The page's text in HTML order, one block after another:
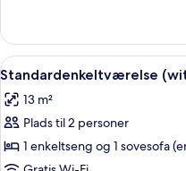
Room
Plus,
Balcony
Indlæs
alle
billeder
af
Standardenkeltværelse
8
Standardenkeltværelse
13 m²
Plads til 2 personer
1 enkeltseng og 1 sovesofa